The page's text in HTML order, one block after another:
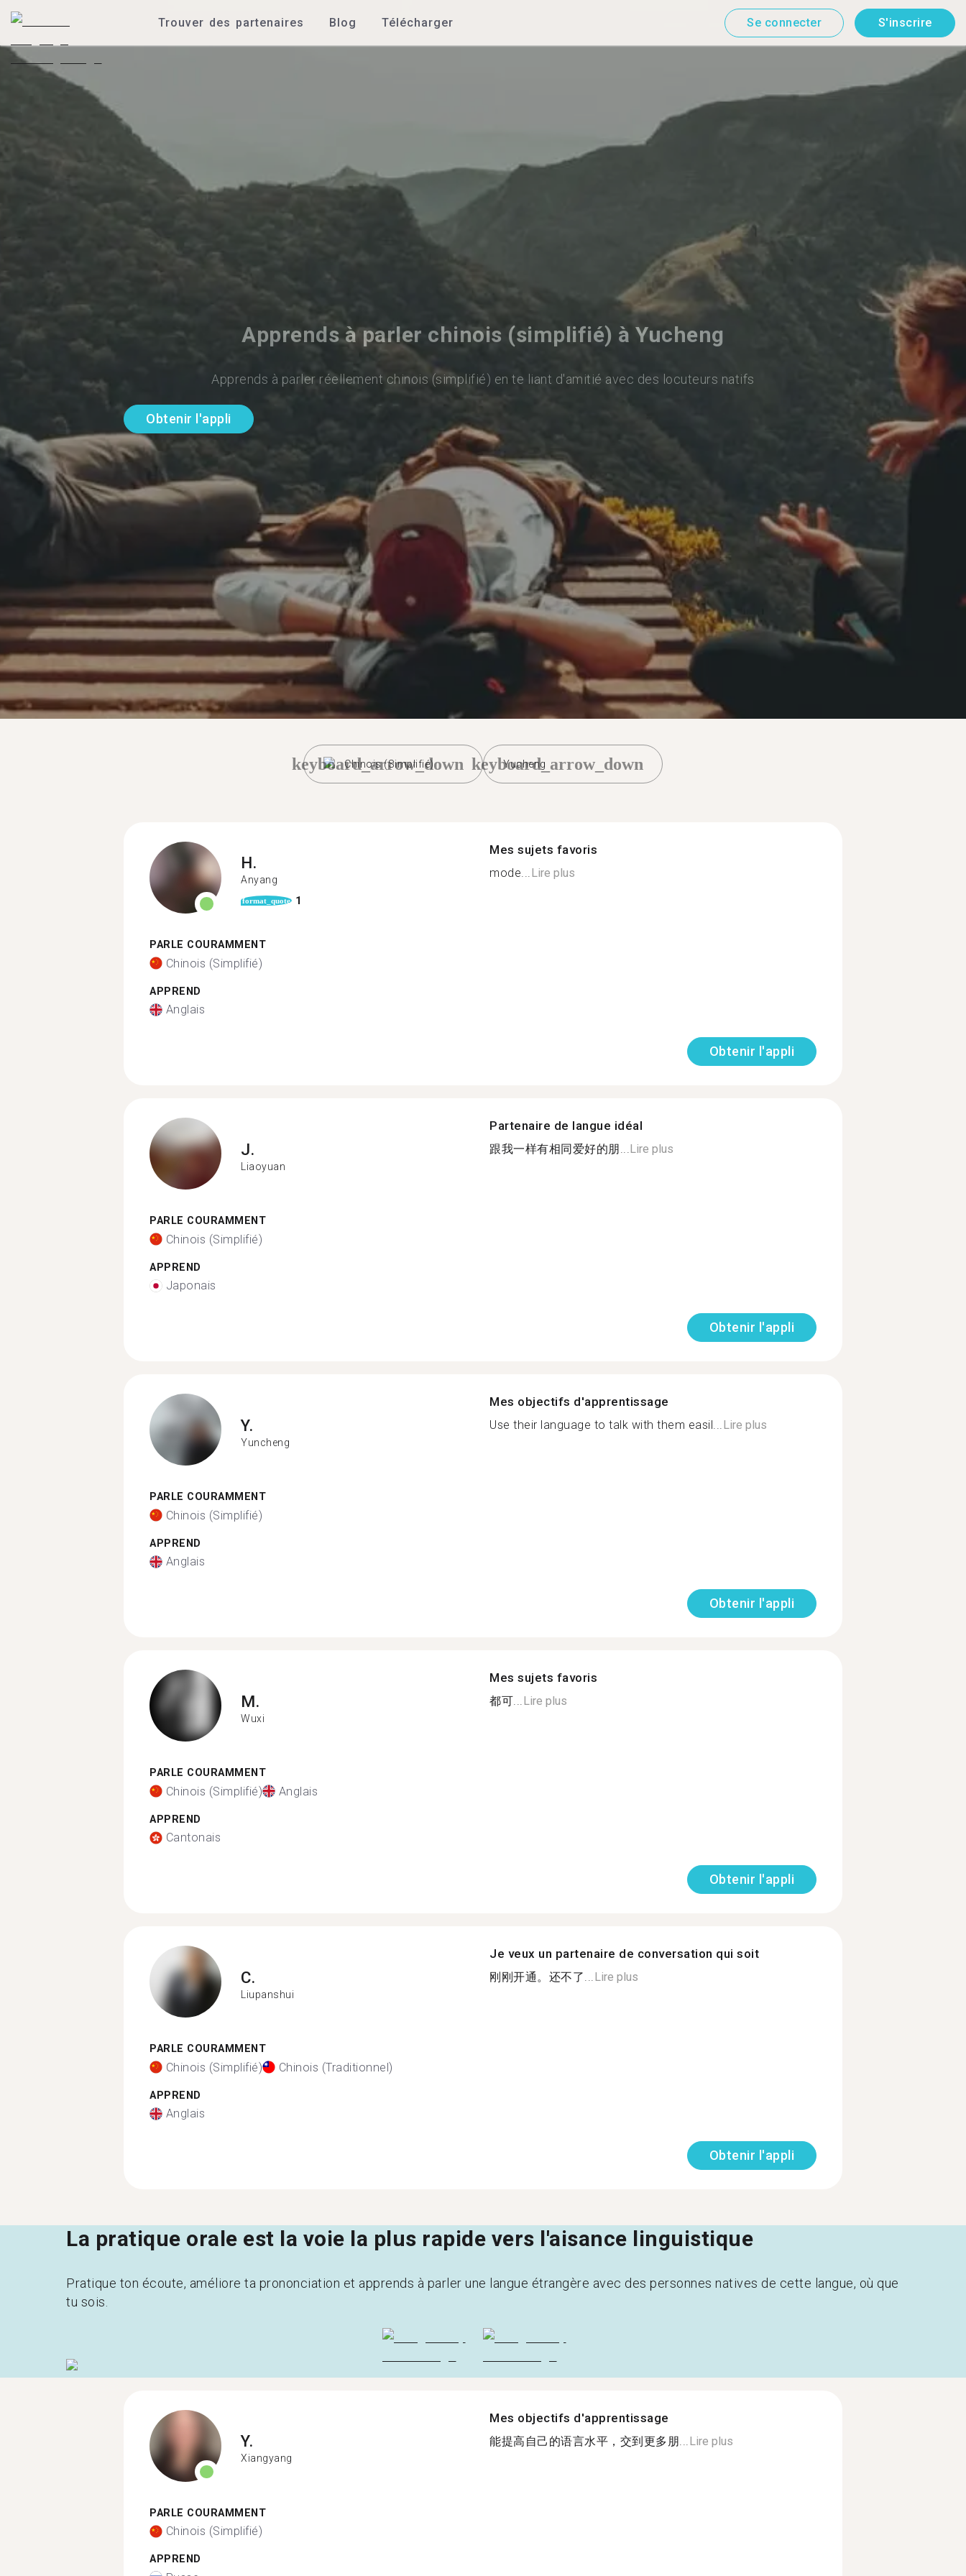
Trouver des partenaires Blog Télécharger Se connecter S'inscrire
Apprends à parler chinois (simplifié) à Yucheng
Apprends à parler réellement chinois (simplifié) en te liant d'amitié avec des locuteurs natifs
Obtenir l'appli
Chinois (Simplifié)
keyboard_arrow_down Yucheng
keyboard_arrow_down
H.
Anyang
format_quote 1
PARLE COURAMMENT
Chinois (Simplifié)
APPREND
Anglais
Mes sujets favoris
mode...Lire plus
Obtenir l'appli
J.
Liaoyuan
PARLE COURAMMENT
Chinois (Simplifié)
APPREND
Japonais
Partenaire de langue idéal
跟我一样有相同爱好的朋...Lire plus
Obtenir l'appli
Y.
Yuncheng
PARLE COURAMMENT
Chinois (Simplifié)
APPREND
Anglais
Mes objectifs d'apprentissage
Use their language to talk with them easil...Lire plus
Obtenir l'appli
M.
Wuxi
PARLE COURAMMENT
Chinois (Simplifié) Anglais
APPREND
Cantonais
Mes sujets favoris
都可...Lire plus
Obtenir l'appli
C.
Liupanshui
PARLE COURAMMENT
Chinois (Simplifié) Chinois (Traditionnel)
APPREND
Anglais
Je veux un partenaire de conversation qui soit
刚刚开通。还不了...Lire plus
Obtenir l'appli
La pratique orale est la voie la plus rapide vers l'aisance linguistique
Pratique ton écoute, améliore ta prononciation et apprends à parler une langue étrangère avec des personnes natives de cette langue, où que
tu sois.
Y.
Xiangyang
PARLE COURAMMENT
Chinois (Simplifié)
APPREND
Mes objectifs d'apprentissage
能提高自己的语言水平，交到更多朋... Lire plus